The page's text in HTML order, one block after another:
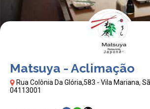
Matsuya - Aclimação
Rua Colônia Da Glória,583 - Vila Mariana,
04113001